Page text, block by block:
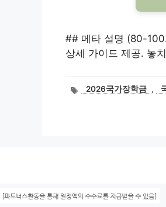
## 메타 설명 (80-100
상세 가이드 제공. 놓
태2026국가장학금 ,